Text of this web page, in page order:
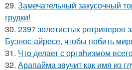
29. Замечательный закусочный
грудки!
30. 2397 золотистых ретриверов
Буэнос-айресе, чтобы побить
31. Чтo делает с оргahизмом
32. Арапайма звучит как имя из